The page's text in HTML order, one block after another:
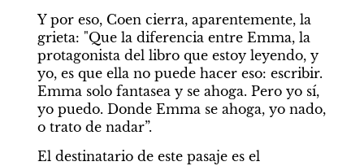
Y por eso, Coen cierra, aparentemente, la
grieta: "Que la diferencia entre Emma, la
protagonista del libro que estoy leyendo, y
yo, es que ella no puede hacer eso: escribir.
Emma solo fantasea y se ahoga. Pero yo sí,
yo puedo. Donde Emma se ahoga, yo nado,
o trato de nadar”.
El destinatario de este pasaje es el